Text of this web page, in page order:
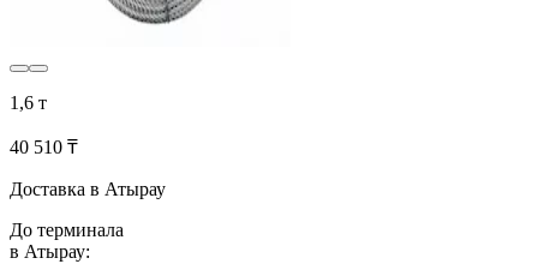
1,6 т
40 510 ₸
Доставка в Атырау
До терминала
в Атырау: